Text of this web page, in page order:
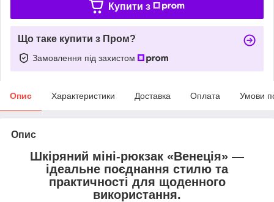
Купити з
Що таке купити з Пром?
Замовлення під захистом
Опис Характеристики Доставка Оплата Умови
Опис
Шкіряний міні-рюкзак «Венеція» —
ідеальне поєднання стилю та
практичності для щоденного
використання.